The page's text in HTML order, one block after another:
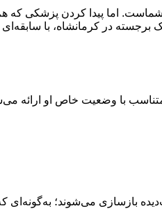
اما پیدا کردن پزشکی
برجسته در کرمانشاه، با
متناسب با وضعیت خاص او ارائه
بازسازی می‌شوند؛